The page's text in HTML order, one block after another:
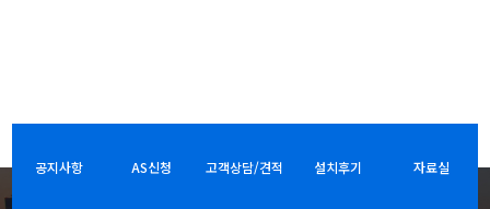
공지사항 AS신청 고객상담/견적 설치후기 자료실